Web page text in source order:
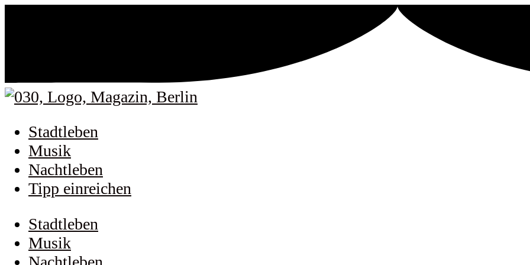
Stadtleben
Musik
Nachtleben
Tipp einreichen
Stadtleben
Musik